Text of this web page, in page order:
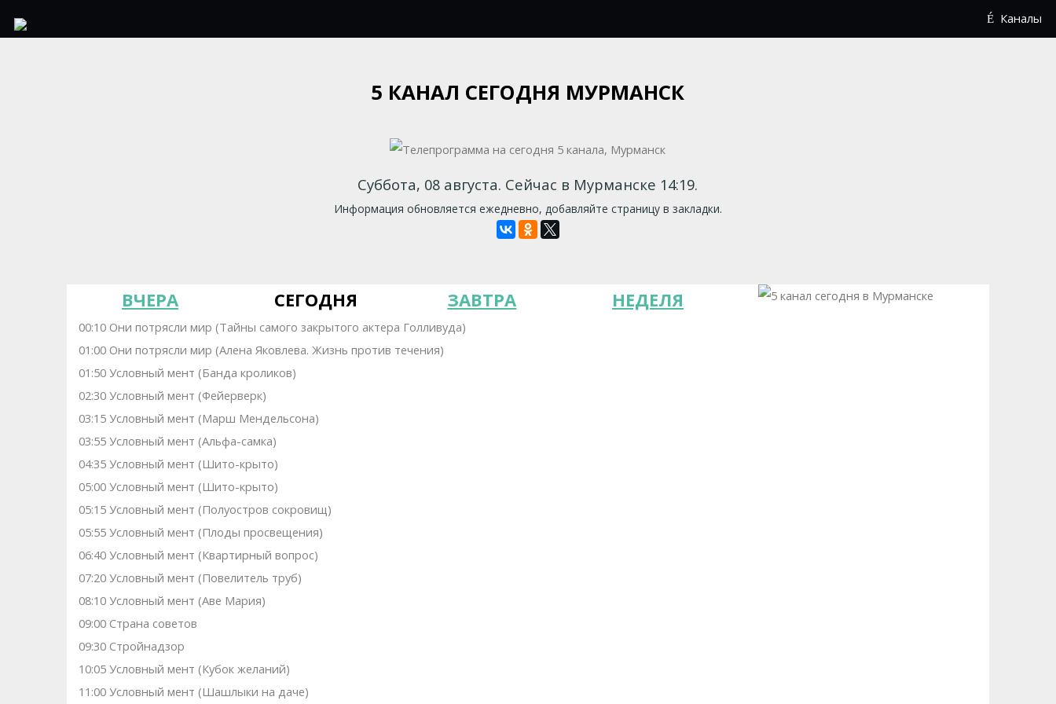
Каналы
5 КАНАЛ СЕГОДНЯ МУРМАНСК
Суббота, 08 августа. Сейчас в Мурманске 14:19.
Информация обновляется ежедневно, добавляйте страницу в закладки.
ВЧЕРА СЕГОДНЯ ЗАВТРА НЕДЕЛЯ
00:10 Они потрясли мир (Тайны самого закрытого актера Голливуда)
01:00 Они потрясли мир (Алена Яковлева. Жизнь против течения)
01:50 Условный мент (Банда кроликов)
02:30 Условный мент (Фейерверк)
03:15 Условный мент (Марш Мендельсона)
03:55 Условный мент (Альфа-самка)
04:35 Условный мент (Шито-крыто)
05:00 Условный мент (Шито-крыто)
05:15 Условный мент (Полуостров сокровищ)
05:55 Условный мент (Плоды просвещения)
06:40 Условный мент (Квартирный вопрос)
07:20 Условный мент (Повелитель труб)
08:10 Условный мент (Аве Мария)
09:00 Страна советов
09:30 Стройнадзор
10:05 Условный мент (Кубок желаний)
11:00 Условный мент (Шашлыки на даче)